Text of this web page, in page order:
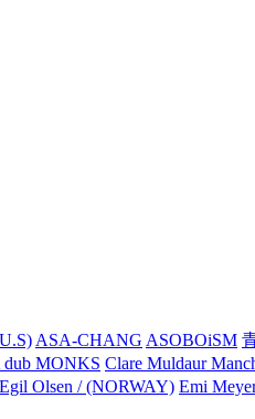
ASA-CHANG ASOBOiSM
MONKS Clare Muldaur
Egil Olsen / (NORWAY) Emi